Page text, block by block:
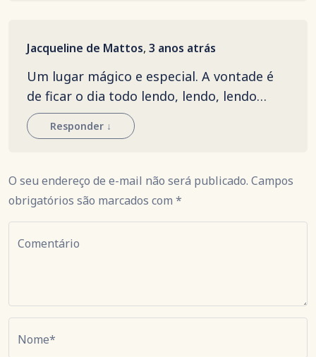
Jacqueline de Mattos, 3 anos atrás
Um lugar mágico e especial. A vontade é
de ficar o dia todo lendo, lendo, lendo…
Responder ↓
O seu endereço de e-mail não será publicado. Campos
obrigatórios são marcados com *
Comentário
Nome*